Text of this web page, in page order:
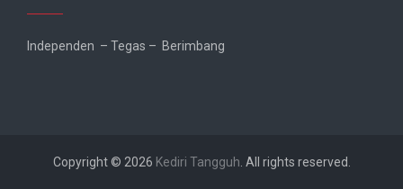
Independen – Tegas – Berimbang
Copyright © 2026 Kediri Tangguh . All rights reserved.